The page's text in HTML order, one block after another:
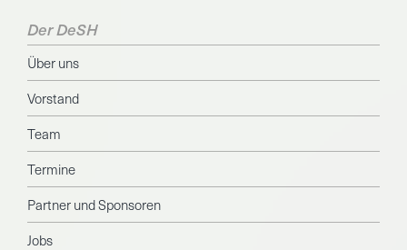
Der DeSH
Über uns
Vorstand
Team
Termine
Partner und Sponsoren
Jobs